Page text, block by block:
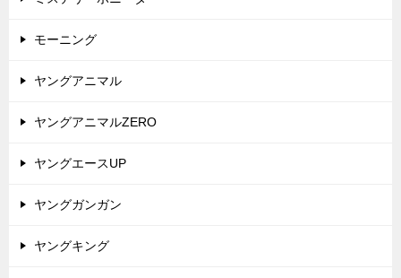
モーニング
ヤングアニマル
ヤングアニマルZERO
ヤングエースUP
ヤングガンガン
ヤングキング